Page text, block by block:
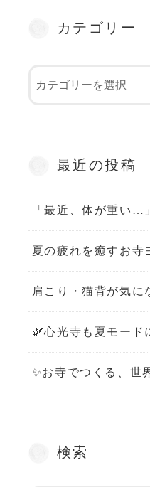
カテゴリー
最近の投稿
「最近、体が重い…
夏の疲れを癒すお寺
肩こり・猫背が気に
🌿心光寺も夏モード
✨お寺でつくる、世
検索